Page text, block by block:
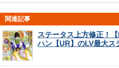
関連記事
ステータス上方修正！
ハン【UR】のLV最大ス